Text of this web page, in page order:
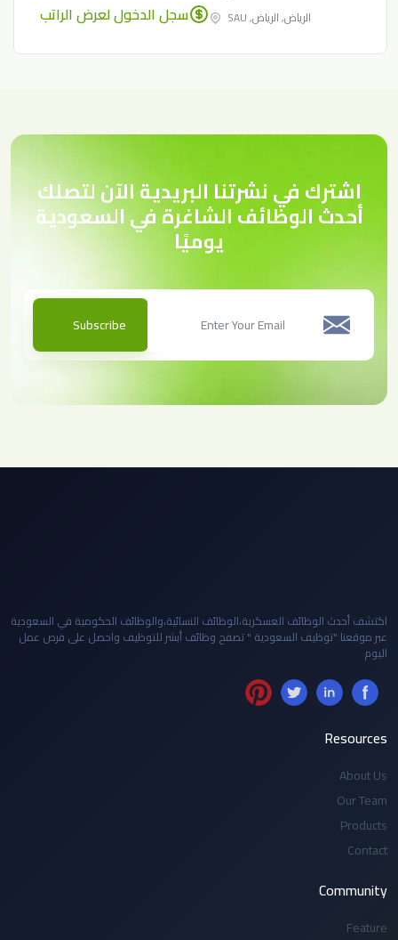
الرياض, الرياض, SAU
سجل الدخول لعرض الراتب
اشترك في نشرتنا البريدية الآن لتصلك
أحدث الوظائف الشاغرة في السعودية
يوميًا
Subscribe
اكتشف أحدث الوظائف العسكرية،الوظائف النسائية،والوظائف الحكومية في السعودية
عبر موقعنا "توظيف السعودية " تصفح وظائف أبشر للتوظيف واحصل على فرص عمل
اليوم
Resources
About Us
Our Team
Products
Contact
Community
Feature